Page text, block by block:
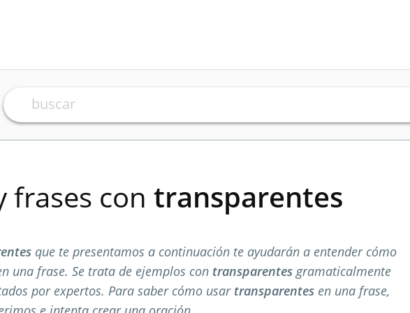
frases con transparentes
que te presentamos a continuación te ayudarán a entender cómo
una frase. Se trata de ejemplos con transparentesgramaticalmente
por expertos. Para saber cómo usar transparentes en una frase,